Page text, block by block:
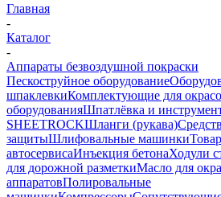
Главная
-
Каталог
-
Аппараты безвоздушной покраски
Пескоструйное оборудование
шпаклевкиКомплектующие для
оборудованияШпатлёвка и
SHEETROCKШланги (рукава)
защитыШлифовальные машинки
автосервисаИнъекция бетонаХодули
для дорожной разметкиМасло для
аппаратовПолировальные